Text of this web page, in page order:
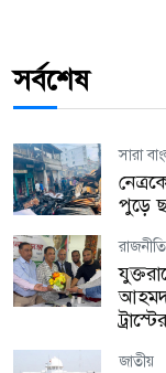
সর্বশেষ
সারা
পুড়ে
রাজনীতি
জাতীয়